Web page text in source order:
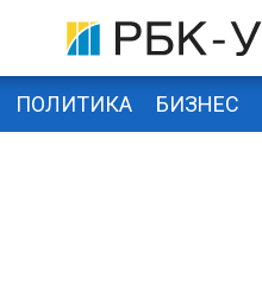
ПОЛИТИКА БИЗНЕС